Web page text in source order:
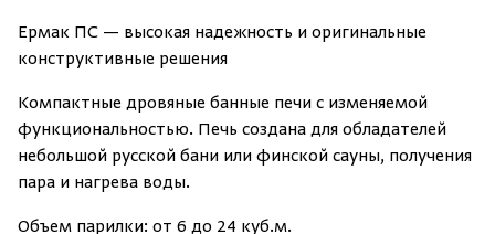
Ермак ПС — высокая надежность и оригинальные
конструктивные решения
Компактные дровяные банные печи с изменяемой
функциональностью. Печь создана для обладателей
небольшой русской бани или финской сауны, получения
пара и нагрева воды.
Объем парилки: от 6 до 24 куб.м.